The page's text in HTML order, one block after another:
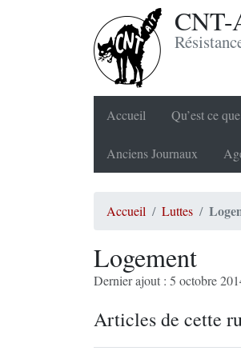
CNT-
Accueil Qu’est ce
Anciens Journaux
Accueil Luttes
Logement
Dernier ajout : 5 octobre
Articles de cette